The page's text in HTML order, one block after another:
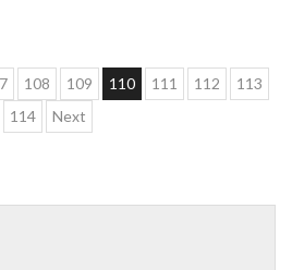
108 109 110 111 112
113
114
Next